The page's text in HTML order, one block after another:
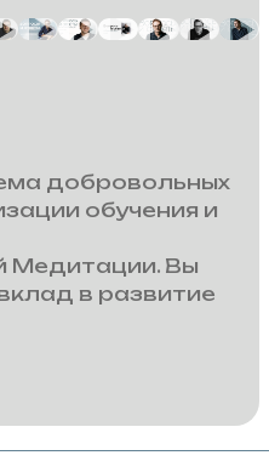
добровольных
обучения и
Медитации. Вы
в развитие